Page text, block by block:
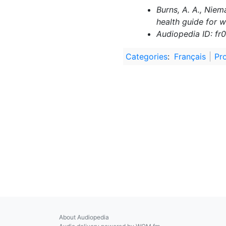
Burns, A. A.,
health guide for
Audiopedia ID:
Categories: Français
About Audiopedia